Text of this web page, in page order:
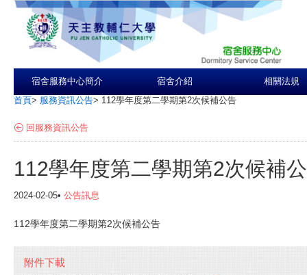
宿舍服務中心簡介 宿舍介紹 相關法規
首頁> 服務資訊公告> 112學年度第二學期第2次候補公告
回服務資訊公告
112學年度第二學期第2次候補
2024-02-05• 公告訊息
112學年度第二學期第2次候補公告
附件下載